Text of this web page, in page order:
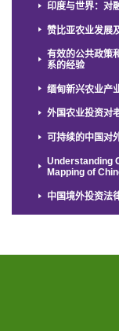
印度与世界：对
赞比亚农业发展
有效的公共政策
系的经验
缅甸新兴农业产
外国农业投资对
可持续的中国对
Understanding
Mapping of
中国境外投资法